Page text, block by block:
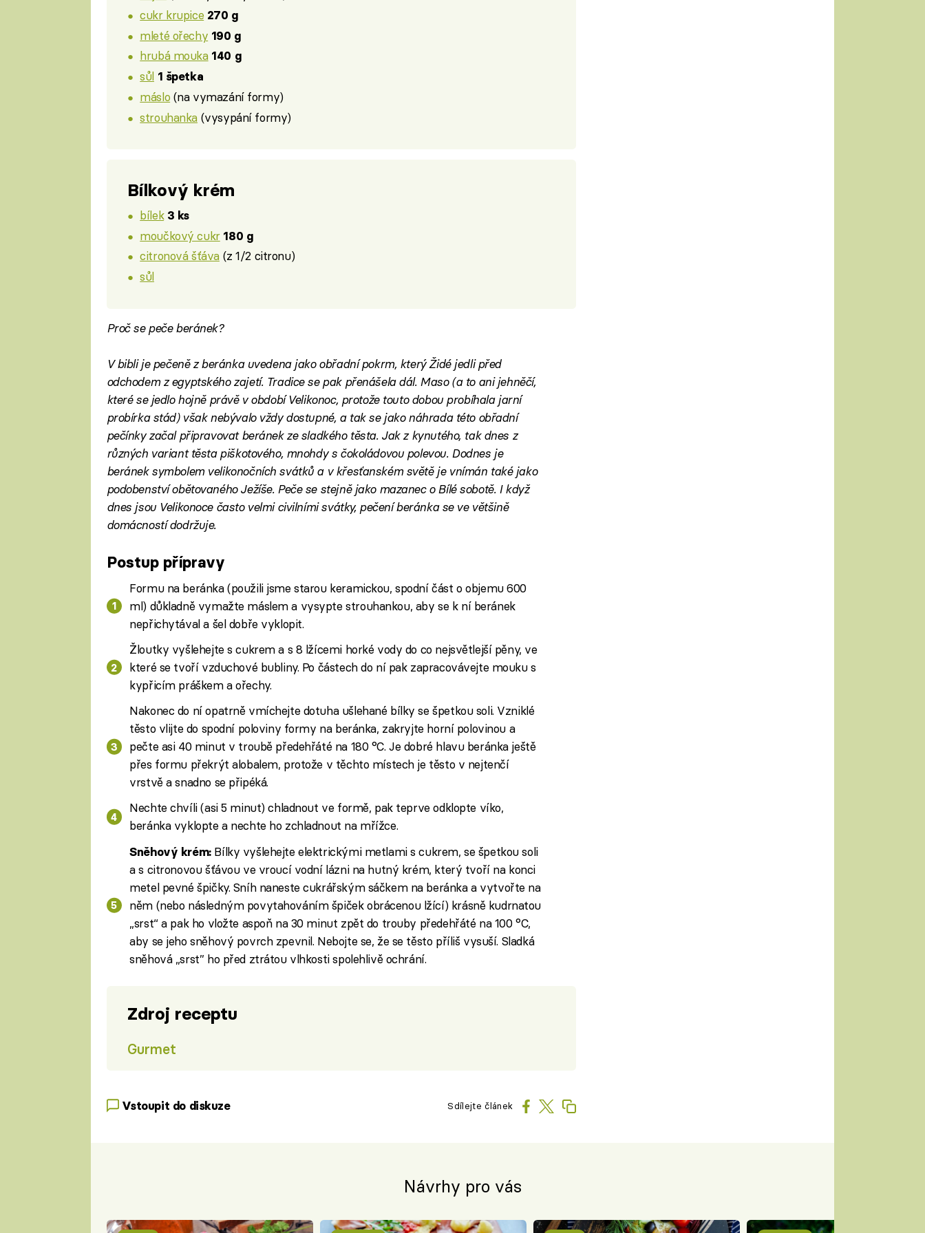
cukr krupice 270 g
mleté ořechy 190 g
hrubá mouka 140 g
sůl 1 špetka
máslo (na vymazání formy)
strouhanka (vysypání formy)
Bílkový krém
bílek 3 ks
moučkový cukr 180 g
citronová šťáva(z 1/2 citronu)
sůl
Proč se peče beránek?
V bibli je pečeně z beránka uvedena jako obřadní pokrm, který Židé jedli před
odchodem z egyptského zajetí. Tradice se pak přenášela dál. Maso (a to ani jehněčí,
které se jedlo hojně právě v období Velikonoc, protože touto dobou probíhala jarní
probírka stád) však nebývalo vždy dostupné, a tak se jako náhrada této obřadní
pečínky začal připravovat beránek ze sladkého těsta. Jak z kynutého, tak dnes z
různých variant těsta piškotového, mnohdy s čokoládovou polevou. Dodnes je
beránek symbolem velikonočních svátků a v křesťanském světě je vnímán také jako
podobenství obětovaného Ježíše. Peče se stejně jako mazanec o Bílé sobotě. I když
dnes jsou Velikonoce často velmi civilními svátky, pečení beránka se ve většině
domácností dodržuje.
Postup přípravy
Formu na beránka (použili jsme starou keramickou, spodní část o objemu 600
ml) důkladně vymažte máslem a vysypte strouhankou, aby se k ní beránek
nepřichytával a šel dobře vyklopit.
Žloutky vyšlehejte s cukrem a s 8 lžícemi horké vody do co nejsvětlejší pěny, ve
které se tvoří vzduchové bubliny. Po částech do ní pak zapracovávejte mouku s
kypřicím práškem a ořechy.
Nakonec do ní opatrně vmíchejte dotuha ušlehané bílky se špetkou soli. Vzniklé
těsto vlijte do spodní poloviny formy na beránka, zakryjte horní polovinou a
pečte asi 40 minut v troubě předehřáté na 180 °C. Je dobré hlavu beránka ještě
přes formu překrýt alobalem, protože v těchto místech je těsto v nejtenčí
vrstvě a snadno se připéká.
Nechte chvíli (asi 5 minut) chladnout ve formě, pak teprve odklopte víko,
beránka vyklopte a nechte ho zchladnout na mřížce.
Sněhový krém:Bílky vyšlehejte elektrickými metlami s cukrem, se špetkou soli
a s citronovou šťávou ve vroucí vodní lázni na hutný krém, který tvoří na konci
metel pevné špičky. Sníh naneste cukrářským sáčkem na beránka a vytvořte na
něm (nebo následným povytahováním špiček obrácenou lžící) krásně kudrnatou
„srst“ a pak ho vložte aspoň na 30 minut zpět do trouby předehřáté na 100 °C,
aby se jeho sněhový povrch zpevnil. Nebojte se, že se těsto příliš vysuší. Sladká
sněhová „srst” ho před ztrátou vlhkosti spolehlivě ochrání.
Zdroj receptu
Gurmet
Vstoupit do diskuze Sdílejte článek
Návrhy pro vás